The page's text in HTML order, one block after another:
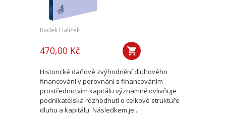
Radek Halíček
470,00 Kč
Historické daňové zvýhodnění dluhového
financování v porovnání s financováním
prostřednictvím kapitálu významně ovlivňuje
podnikatelská rozhodnutí o celkové struktuře
dluhu a kapitálu. Následkem je...